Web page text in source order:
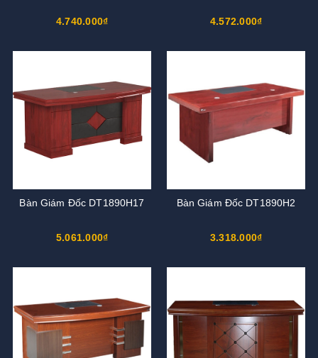
4.740.000₫ 4.572.000₫
Bàn Giám Đốc DT1890H17
5.061.000₫
Bàn Giám Đốc DT1890H2
3.318.000₫